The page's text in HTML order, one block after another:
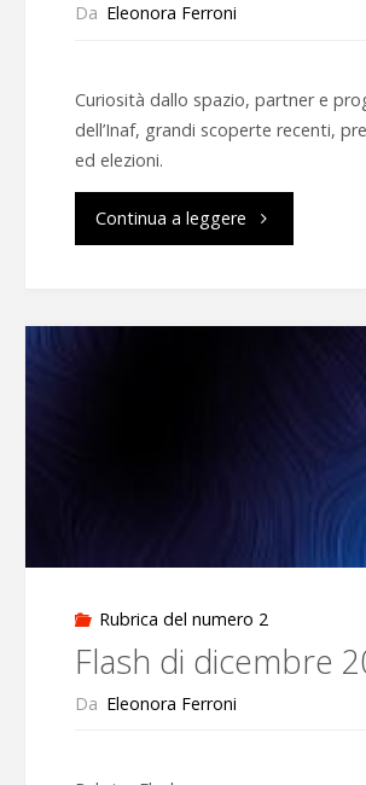
Da Eleonora Ferroni
Curiosità dallo spazio, partner e
dell’Inaf, grandi scoperte recenti,
ed elezioni.
Continua a leggere"Flash
giugno
Rubrica del numero 2
Flash di dicembre
Da Eleonora Ferroni